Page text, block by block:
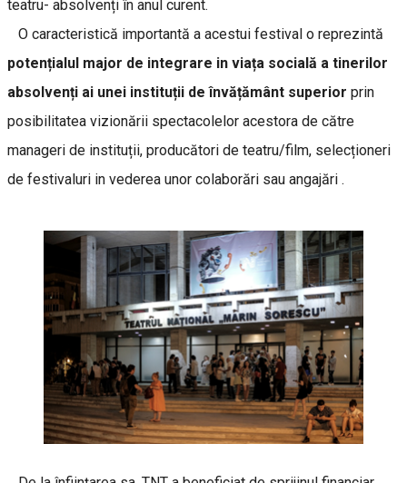
teatru- absolvenți în anul curent.
O caracteristică importantă a acestui festival o reprezintă
potențialul major de integrare in viața socială a tinerilor
absolvenți ai unei instituții de învățământ superior prin
posibilitatea vizionării spectacolelor acestora de către
manageri de instituții, producători de teatru/film, selecționeri
de festivaluri in vederea unor colaborări sau angajări .